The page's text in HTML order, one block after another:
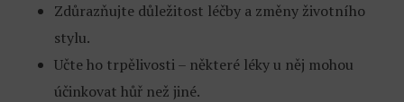
Zdůrazňujte důležitost léčby a změny životního
stylu.
Učte ho trpělivosti – některé léky u něj mohou
účinkovat hůř než jiné.